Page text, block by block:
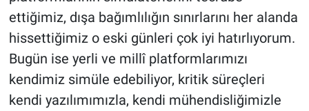
ettiğimiz, dışa bağımlılığın sınırlarını her alanda
hissettiğimiz o eski günleri çok iyi hatırlıyorum.
Bugün ise yerli ve millî platformlarımızı
kendimiz simüle edebiliyor, kritik süreçleri
kendi yazılımımızla, kendi mühendisliğimizle